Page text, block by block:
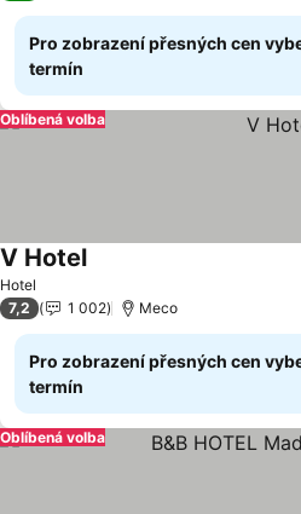
Pro zobrazení přesných cen
termín
Oblíbená volba
Hotel
V Hotel
7,2 1 002 Meco
Pro zobrazení přesných cen
termín
Oblíbená volba